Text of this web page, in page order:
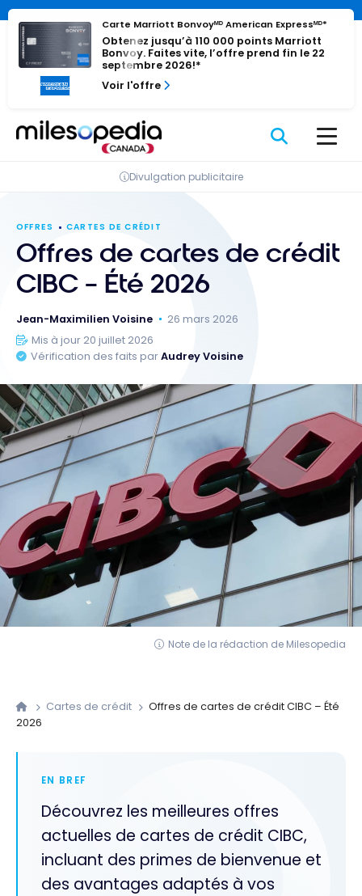
Panneau de gestion des cookies
Passer
contenu
Carte Marriott Bonvoyᴹᴰ American Expressᴹᴰ*
Obtenez jusqu’à 110 000 points Marriott
Bonvoy. Faites vite, l’offre prend fin le 22
septembre 2026!*
Voir l'offre
Divulgation publicitaire
OFFRES CARTES DE CRÉDIT
Offres de cartes de crédit
CIBC – Été 2026
Jean-Maximilien Voisine
26 mars 2026
Mis à jour 20 juillet 2026
Vérification des faits parAudrey Voisine
Note de la rédaction de Milesopedia
Cartes de crédit
Offres de cartes de crédit CIBC – Été
2026
EN BREF
Découvrez les meilleures offres
actuelles de cartes de crédit CIBC,
incluant des primes de bienvenue et
des avantages adaptés à vos